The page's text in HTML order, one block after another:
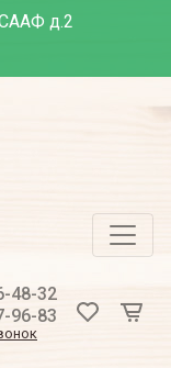
д.2
48-32
96-83